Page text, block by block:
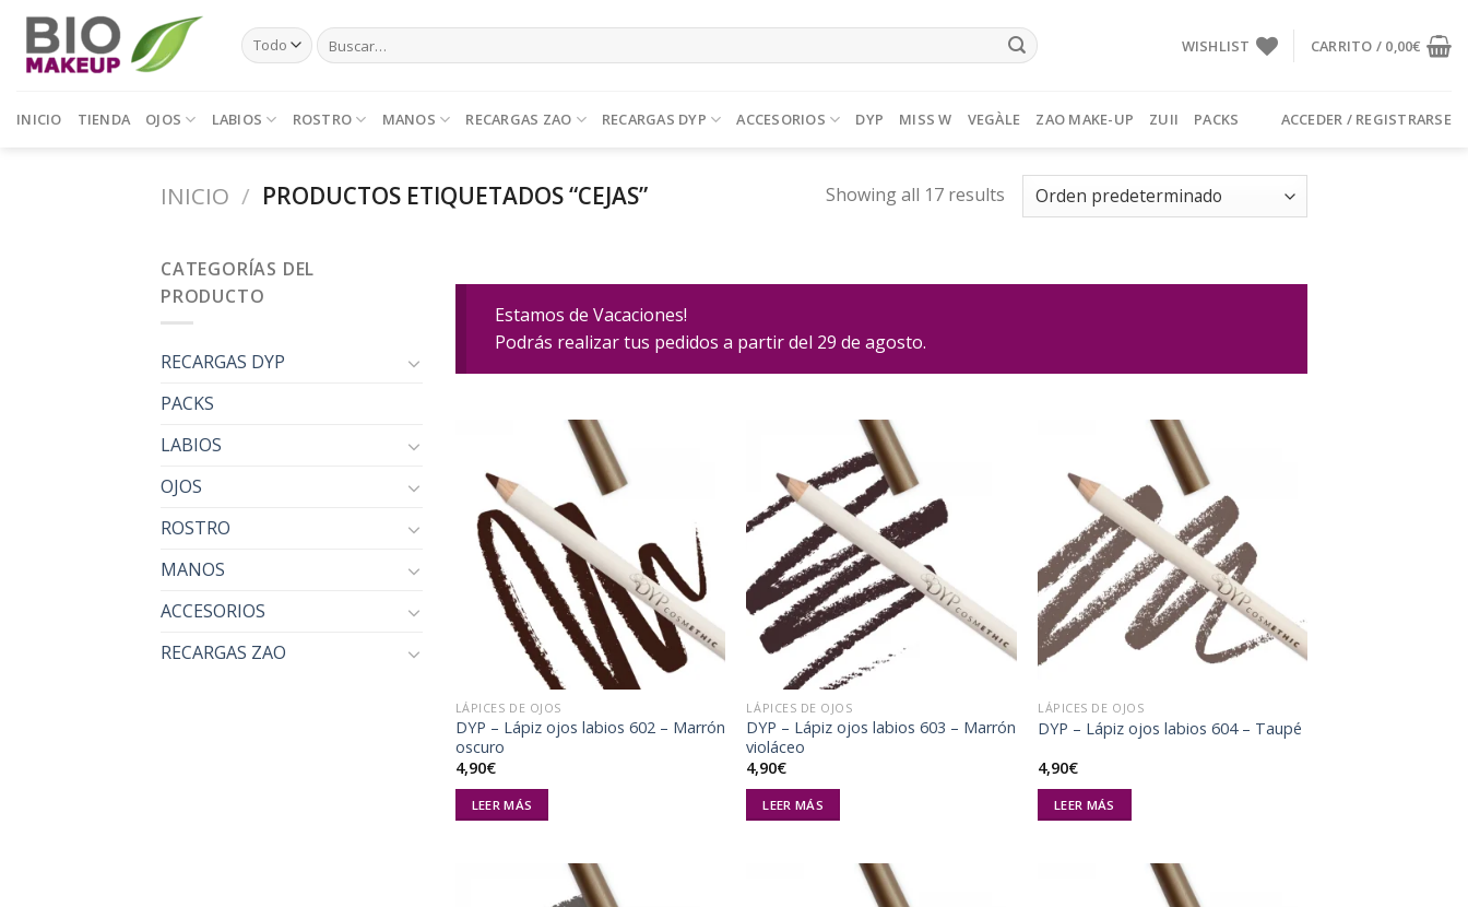
Skip
content
Buscar
por:
WISHLIST CARRITO / 0,00€
INICIO TIENDA OJOS LABIOS ROSTRO MANOS RECARGAS ZAO RECARGAS DYP ACCESORIOS DYP MISS W VEGÀLE ZAO MAKE-UP ZUII PACKS ACCEDER / REGISTRARSE
INICIO / PRODUCTOS ETIQUETADOS “CEJAS” Showing all 17 results
CATEGORÍAS DEL
PRODUCTO
RECARGAS DYP
PACKS
LABIOS
OJOS
ROSTRO
MANOS
ACCESORIOS
RECARGAS ZAO
Estamos de Vacaciones!
Podrás realizar tus pedidos a partir del 29 de agosto.
a la
lista de
deseos
LÁPICES DE OJOS
DYP – Lápiz ojos labios 602 – Marrón
oscuro
4,90€
LEER MÁS
LÁPICES DE OJOS
DYP – Lápiz ojos labios 603 – Marrón
violáceo
4,90€
LEER MÁS
lista de
deseos
LÁPICES DE OJOS
DYP – Lápiz ojos labios 604 – Taupé
4,90€
LEER MÁS